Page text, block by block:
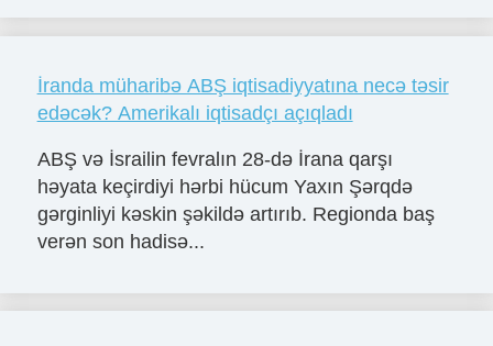
İranda müharibə ABŞ iqtisadiyyatına necə təsir
edəcək? Amerikalı iqtisadçı açıqladı
ABŞ və İsrailin fevralın 28-də İrana qarşı
həyata keçirdiyi hərbi hücum Yaxın Şərqdə
gərginliyi kəskin şəkildə artırıb. Regionda baş
verən son hadisə...